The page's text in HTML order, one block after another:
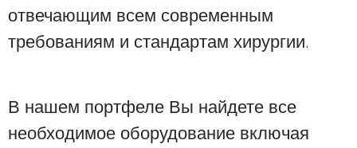
отвечающим всем современным
требованиям и стандартам хирургии.
В нашем портфеле Вы найдете все
необходимое оборудование включая